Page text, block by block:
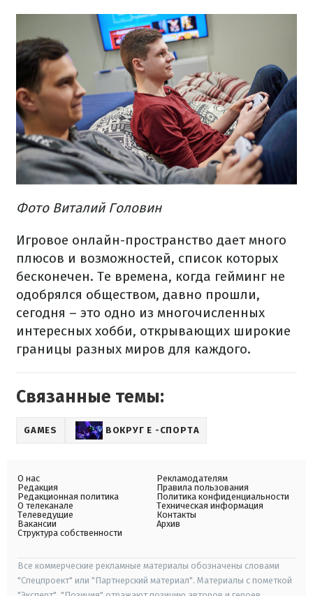
Фото Виталий Головин
Игровое онлайн-пространство дает много
плюсов и возможностей, список которых
бесконечен. Те времена, когда гейминг не
одобрялся обществом, давно прошли,
сегодня – это одно из многочисленных
интересных хобби, открывающих широкие
границы разных миров для каждого.
Связанные темы:
GAMES ВОКРУГ Е -СПОРТА
О нас
Редакция
Редакционная политика
О телеканале
Телеведущие
Вакансии
Структура собственности
Рекламодателям
Правила пользования
Политика конфиденциальности
Техническая информация
Контакты
Архив
Все коммерческие рекламные материалы обозначены словами
"Спецпроект" или "Партнерский материал". Материалы с пометкой